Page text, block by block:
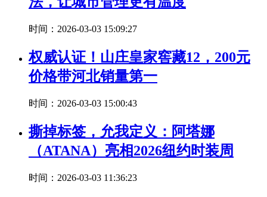
时间：2026-03-03 15:09:27
权威认证！山庄皇家窖藏12，200元
价格带河北销量第一
时间：2026-03-03 15:00:43
撕掉标签，允我定义：阿塔娜
（ATANA）亮相2026纽约时装周
时间：2026-03-03 11:36:23